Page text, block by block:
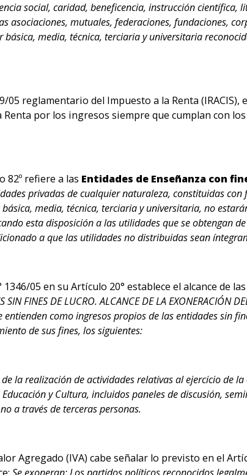
social, caridad, beneficencia, instrucción
asociaciones, mutuales, federaciones, fundaciones,
básica, media, técnica, terciaria y universitaria
05 reglamentario del Impuesto a la Renta (IRACIS),
por los ingresos siempre que cumplan con
82º refiere a las Entidades de Enseñanza con
privadas de cualquier naturaleza, constituidas
media, técnica, terciaria y universitaria, no
esta disposición a las utilidades que se obtengan
a que las utilidades no distribuidas sean
05 en su Artículo 20° establece el alcance de
SIN FINES DE LUCRO. ALCANCE DE LA
entienden como ingresos propios de las entidades sin
de sus fines, los siguientes:
la realización de actividades relativas al ejercicio de
y Cultura, incluidos paneles de discusión,
a través de terceras personas.
Agregado (IVA) cabe señalar lo previsto en el